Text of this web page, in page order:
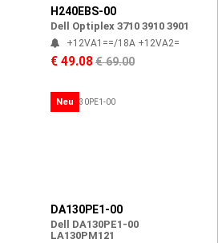
H240EBS-00
Dell Optiplex 3710 3910 3901
+12VA1==/18A +12VA2=
€ 49.08€ 69.00
Neu
DA130PE1-00
Dell DA130PE1-00
LA130PM121